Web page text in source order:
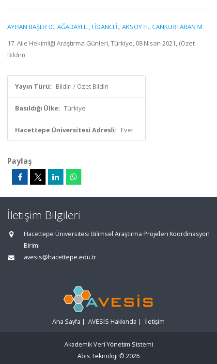
AYHAN BAŞER D.,AĞADAYI E.,FİDANCI İ.,AKSOY H.,CANKURTARAN M.
17. Aile Hekimliği Araştırma Günleri, Türkiye, 08 Nisan 2021, (Özet
Bildiri)
Yayın Türü: Bildiri / Özet Bildiri
Basıldığı Ülke: Türkiye
Hacettepe Üniversitesi Adresli: Evet
Paylaş
İletişim Bilgileri
Hacettepe Üniversitesi Bilimsel Araştırma Projeleri Koordinasyon
Birimi
avesis@hacettepe.edu.tr
Ana Sayfa | AVESİS Hakkında | İletişim
Akademik Veri Yönetim Sistemi
Abis Teknoloji © 2026